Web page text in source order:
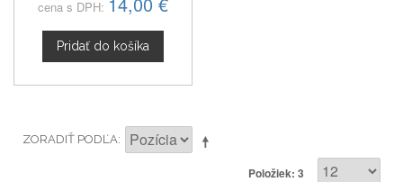
cena s DPH:
Pridať do košíka
ZORADIŤ PODĽA
Položiek: 3